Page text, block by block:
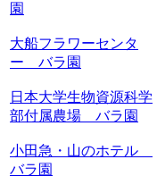
園
大船フラワーセンタ
ー バラ園
日本大学生物資源科学
部付属農場 バラ園
小田急・山のホテル
バラ園